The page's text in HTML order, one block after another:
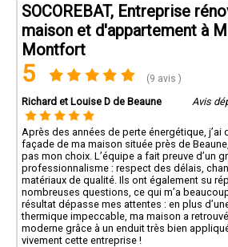
SOCOREBAT, Entreprise
maison et d'appartement à
Montfort
5 (9 avis )
Richard et Louise D de Beaune Avis
Après des années de perte énergétique, j’ai
façade de ma maison située près de
pas mon choix. L’équipe a fait preuve d’un
professionnalisme : respect des délais,
matériaux de qualité. Ils ont également su
nombreuses questions, ce qui m’a
résultat dépasse mes attentes : en plus
thermique impeccable, ma maison a
moderne grâce à un enduit très bien
vivement cette entreprise !